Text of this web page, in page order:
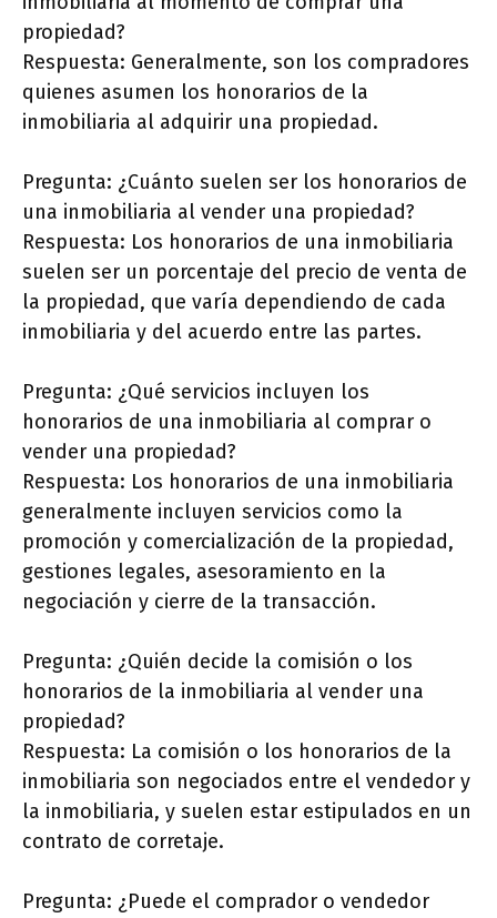
propiedad?
Respuesta: Generalmente, son los compradores
quienes asumen los honorarios de la
inmobiliaria al adquirir una propiedad.
Pregunta: ¿Cuánto suelen ser los honorarios de
una inmobiliaria al vender una propiedad?
Respuesta: Los honorarios de una inmobiliaria
suelen ser un porcentaje del precio de venta de
la propiedad, que varía dependiendo de cada
inmobiliaria y del acuerdo entre las partes.
Pregunta: ¿Qué servicios incluyen los
honorarios de una inmobiliaria al comprar o
vender una propiedad?
Respuesta: Los honorarios de una inmobiliaria
generalmente incluyen servicios como la
promoción y comercialización de la propiedad,
gestiones legales, asesoramiento en la
negociación y cierre de la transacción.
Pregunta: ¿Quién decide la comisión o los
honorarios de la inmobiliaria al vender una
propiedad?
Respuesta: La comisión o los honorarios de la
inmobiliaria son negociados entre el vendedor y
la inmobiliaria, y suelen estar estipulados en un
contrato de corretaje.
Pregunta: ¿Puede el comprador o vendedor